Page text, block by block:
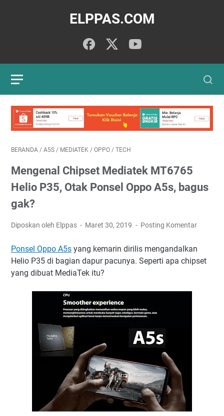
ELPPAS.COM
BERANDA / A5S / MEDIATEK / OPPO / TECH
Mengenal Chipset Mediatek MT6765
Helio P35, Otak Ponsel Oppo A5s, bagus
gak?
Diposkan oleh Elppas Maret 30, 2019 Posting Komentar
Ponsel Oppo A5s yang kemarin dirilis mengandalkan
Helio P35 di bagian dapur pacunya. Seperti apa chipset
yang dibuat MediaTek itu?